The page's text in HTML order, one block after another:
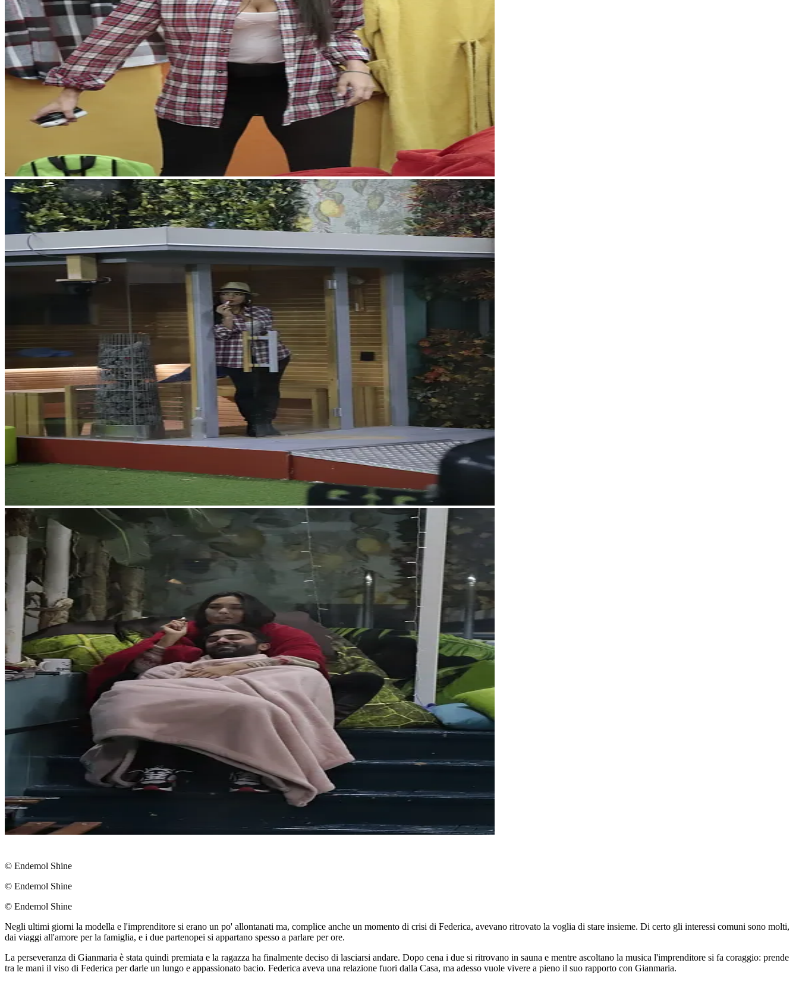
© Endemol Shine
© Endemol Shine
© Endemol Shine
Negli ultimi giorni la modella e l'imprenditore si erano un po' allontanati ma, complice anche un momento di crisi di Federica, avevano ritrovato la voglia di stare insieme. Di certo gli interessi comuni sono molti,
dai viaggi all'amore per la famiglia, e i due partenopei si appartano spesso a parlare per ore.
La perseveranza di Gianmaria è stata quindi premiata e la ragazza ha finalmente deciso di lasciarsi andare. Dopo cena i due si ritrovano in sauna e mentre ascoltano la musica l'imprenditore si fa coraggio: prende
tra le mani il viso di Federica per darle un lungo e appassionato bacio. Federica aveva una relazione fuori dalla Casa, ma adesso vuole vivere a pieno il suo rapporto con Gianmaria.